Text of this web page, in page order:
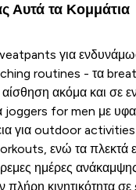
Αυτά τα Κομμάτια
για
routines - τα
ακόμα και σε
joggers for men με
για outdoor
ενώ τα πλεκτά
ημέρες
πλήρη κινητικότητα